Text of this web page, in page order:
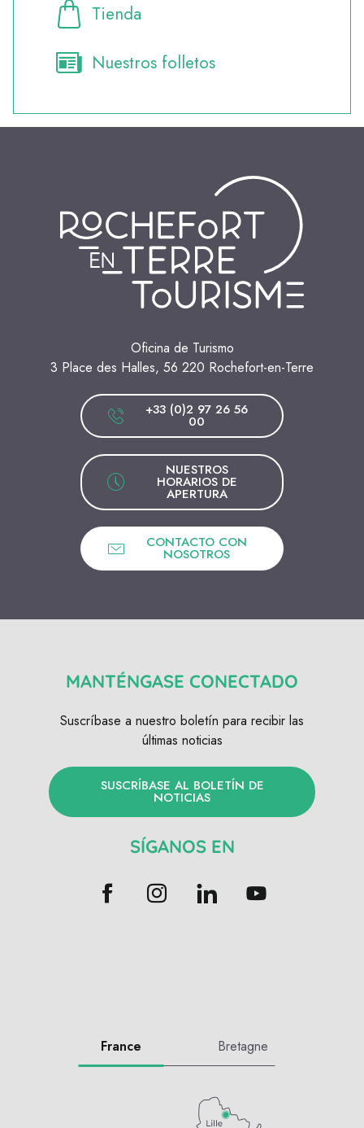
Tienda
Nuestros folletos
Oficina de Turismo
3 Place des Halles, 56 220 Rochefort-en-Terre
+33 (0)2 97 26 56
00
NUESTROS
HORARIOS DE
APERTURA
CONTACTO CON
NOSOTROS
MANTÉNGASE CONECTADO
Suscríbase a nuestro boletín para recibir las
últimas noticias
SUSCRÍBASE AL BOLETÍN DE
NOTICIAS
SÍGANOS EN
France Bretagne